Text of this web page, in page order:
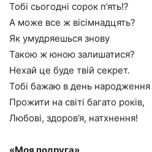
Тобі сьогодні сорок п’ять!?
А може все ж вісімнадцять?
Як умудряешься знову
Такою ж юною залишатися?
Нехай це буде твій секрет.
Тобі бажаю в день народження
Прожити на світі багато років,
Любові, здоров’я, натхнення!